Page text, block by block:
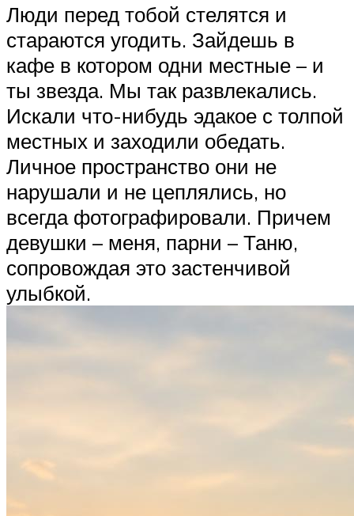
Люди перед тобой стелятся и
стараются угодить. Зайдешь в
кафе в котором одни местные – и
ты звезда. Мы так развлекались.
Искали что-нибудь эдакое с толпой
местных и заходили обедать.
Личное пространство они не
нарушали и не цеплялись, но
всегда фотографировали. Причем
девушки – меня, парни – Таню,
сопровождая это застенчивой
улыбкой.